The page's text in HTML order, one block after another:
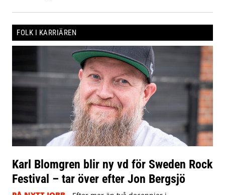
FOLK I KARRIÄREN
Karl Blomgren blir ny vd för Sweden Rock
Festival – tar över efter Jon Bergsjö